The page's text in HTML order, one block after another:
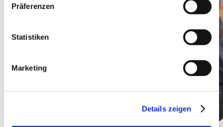
haben. Sie können selbst entscheiden, welche
Einwilligung jederzeit widerrufen, in dem Sie auf Cookie-
Präferenzen
Statistiken
Marketing
Details zeigen